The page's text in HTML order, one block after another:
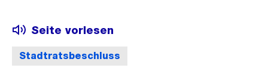
Stadtratsbeschluss
Seite vorlesen